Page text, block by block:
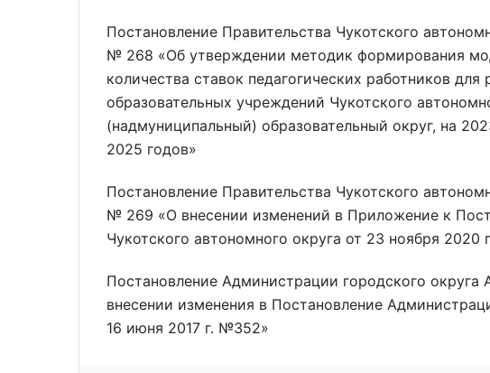
Постановление Правительства Чукотского
№ 268 «Об утверждении методик формирования
количества ставок педагогических работников
образовательных учреждений Чукотского
(надмуниципальный) образовательный округ, на
2025 годов»
Постановление Правительства Чукотского
№ 269 «О внесении изменений в Приложение к
Чукотского автономного округа от 23 ноября 2020
Постановление Администрации городского
внесении изменения в Постановление
16 июня 2017 г. №352»